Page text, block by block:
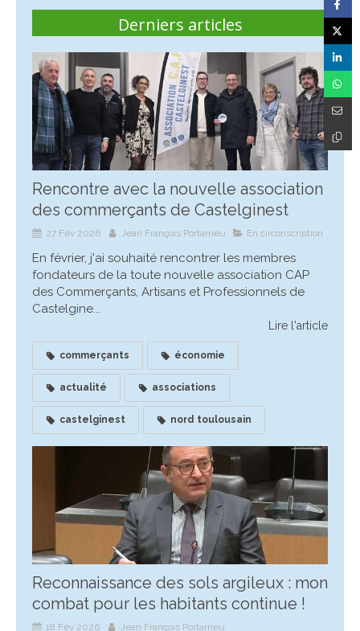
Derniers articles
Rencontre avec la nouvelle association
des commerçants de Castelginest
27 Fév 2026 Jean François Portarrieu En circonscription
En février, j'ai souhaité rencontrer les membres
fondateurs de la toute nouvelle association CAP
des Commerçants, Artisans et Professionnels de
Castelgine...
Lire l'article
commerçants économie
actualité associations
castelginest nord toulousain
Reconnaissance des sols argileux : mon
combat pour les habitants continue !
18 Fév 2026 Jean François Portarrieu